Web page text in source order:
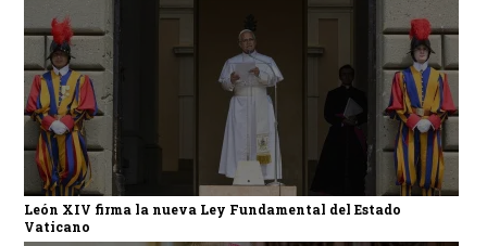
León XIV firma la nueva Ley Fundamental del Estado
Vaticano